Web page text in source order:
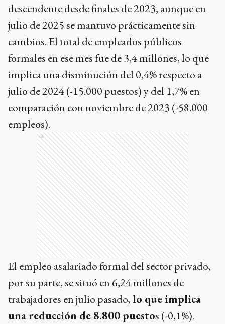
descendente desde finales de 2023, aunque en
julio de 2025 se mantuvo prácticamente sin
cambios. El total de empleados públicos
formales en ese mes fue de 3,4 millones, lo que
implica una disminución del 0,4% respecto a
julio de 2024 (-15.000 puestos) y del 1,7% en
comparación con noviembre de 2023 (-58.000
empleos).
Ads
El empleo asalariado formal del sector privado,
por su parte, se situó en 6,24 millones de
trabajadores en julio pasado, lo que implica
una reducción de 8.800 puestos (-0,1%).